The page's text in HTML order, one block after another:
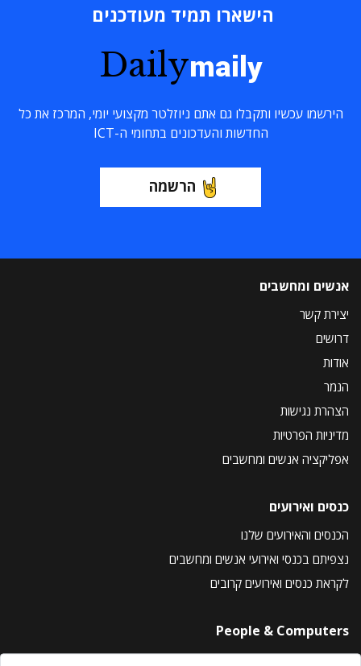
הישארו תמיד מעודכנים
Dailymaily
הירשמו עכשיו ותקבלו גם אתם ניוזלטר מקצועי יומי, המרכז את כל
החדשות והעדכונים בתחומי ה-ICT
הרשמה
אנשים ומחשבים
יצירת קשר
דרושים
אודות
הנמר
הצהרת נגישות
מדיניות הפרטיות
אפליקציה אנשים ומחשבים
כנסים ואירועים
הכנסים והאירועים שלנו
נצפיתם בכנסי ואירועי אנשים ומחשבים
לקראת כנסים ואירועים קרובים
People & Computers
About Us